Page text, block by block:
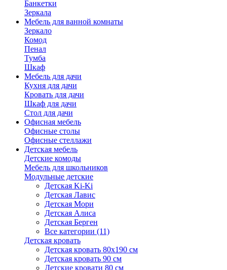
Банкетки
Зеркала
Мебель для ванной комнаты
Зеркало
Комод
Пенал
Тумба
Шкаф
Мебель для дачи
Кухня для дачи
Кровать для дачи
Шкаф для дачи
Стол для дачи
Офисная мебель
Офисные столы
Офисные стеллажи
Детская мебель
Детские комоды
Мебель для школьников
Модульные детские
Детская Ki-Ki
Детская Лавис
Детская Мори
Детская Алиса
Детская Берген
Все категории (11)
Детская кровать
Детская кровать 80х190 см
Детская кровать 90 см
Детские кровати 80 см